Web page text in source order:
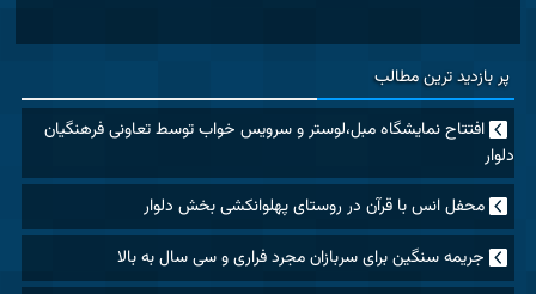
پر بازدید ترین مطالب
افتتاح نمایشگاه مبل،لوستر و سرویس خواب توسط تعاونی فرهنگیان
دلوار
محفل انس با قرآن در روستای پهلوانکشی بخش دلوار
جریمه سنگین برای سربازان مجرد فراری و سی سال به بالا